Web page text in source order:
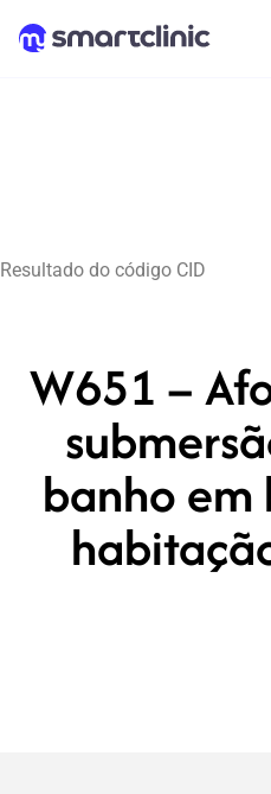
Resultado do código CID
W651 –
banho em